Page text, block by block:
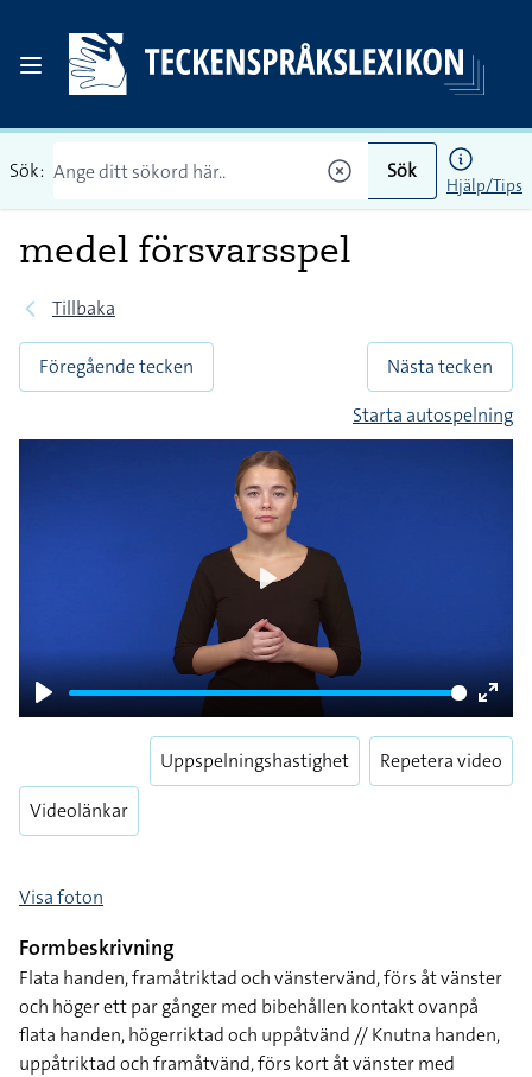
Sök: Sök
Hjälp/Tips
medel försvarsspel
Tillbaka
Föregående tecken
Nästa tecken
Starta autospelning
Play
Enter
Videolänkar
Uppspelningshastighet Repetera video
Visa foton
Formbeskrivning
Flata handen, framåtriktad och vänstervänd, förs åt vänster
och höger ett par gånger med bibehållen kontakt ovanpå
flata handen, högerriktad och uppåtvänd // Knutna handen,
uppåtriktad och framåtvänd, förs kort åt vänster med